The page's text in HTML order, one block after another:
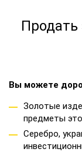
Продать
Вы можете
Золотые
предметы
Серебро,